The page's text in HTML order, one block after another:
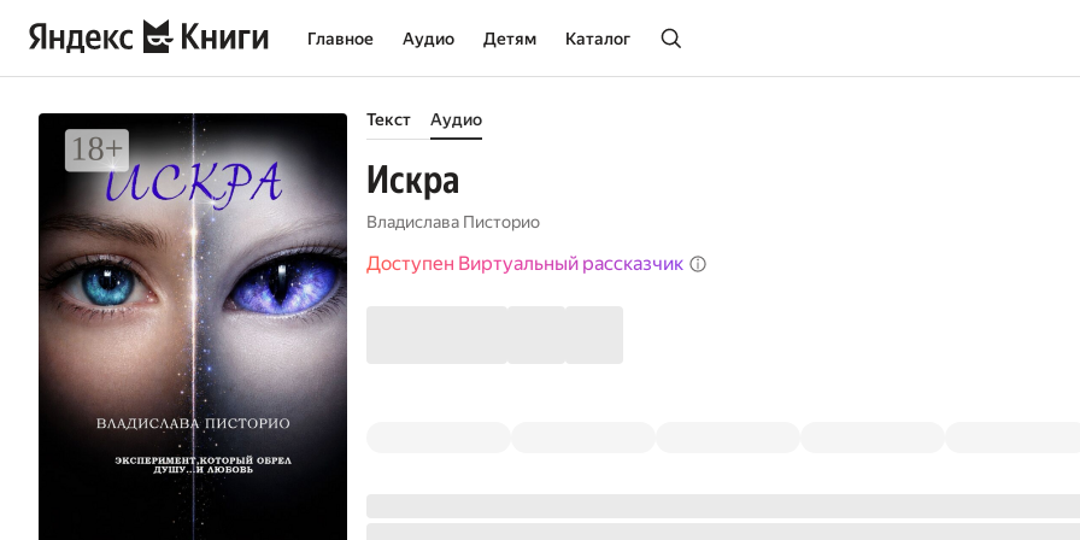
Главное Аудио Детям Каталог
Текст Аудио
Искра
Владислава Писторио
Доступен Виртуальный рассказчик